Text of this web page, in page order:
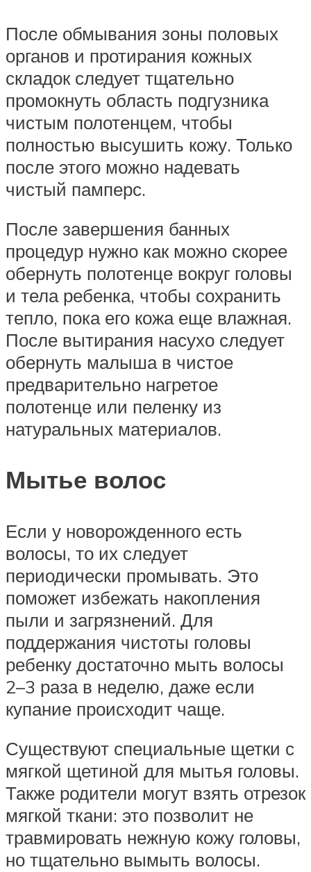
После обмывания зоны половых
органов и протирания кожных
складок следует тщательно
промокнуть область подгузника
чистым полотенцем, чтобы
полностью высушить кожу. Только
после этого можно надевать
чистый памперс.
После завершения банных
процедур нужно как можно скорее
обернуть полотенце вокруг головы
и тела ребенка, чтобы сохранить
тепло, пока его кожа еще влажная.
После вытирания насухо следует
обернуть малыша в чистое
предварительно нагретое
полотенце или пеленку из
натуральных материалов.
Мытье волос
Если у новорожденного есть
волосы, то их следует
периодически промывать. Это
поможет избежать накопления
пыли и загрязнений. Для
поддержания чистоты головы
ребенку достаточно мыть волосы
2–3 раза в неделю, даже если
купание происходит чаще.
Существуют специальные щетки с
мягкой щетиной для мытья головы.
Также родители могут взять отрезок
мягкой ткани: это позволит не
травмировать нежную кожу головы,
но тщательно вымыть волосы.